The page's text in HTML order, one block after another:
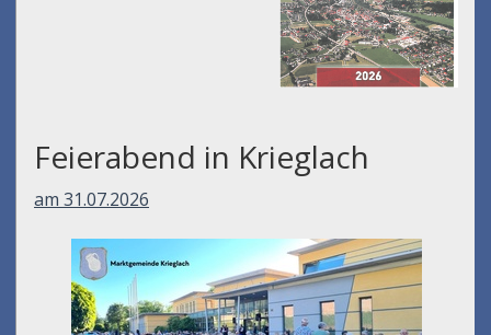
Feierabend in Krieglach
am 31.07.2026